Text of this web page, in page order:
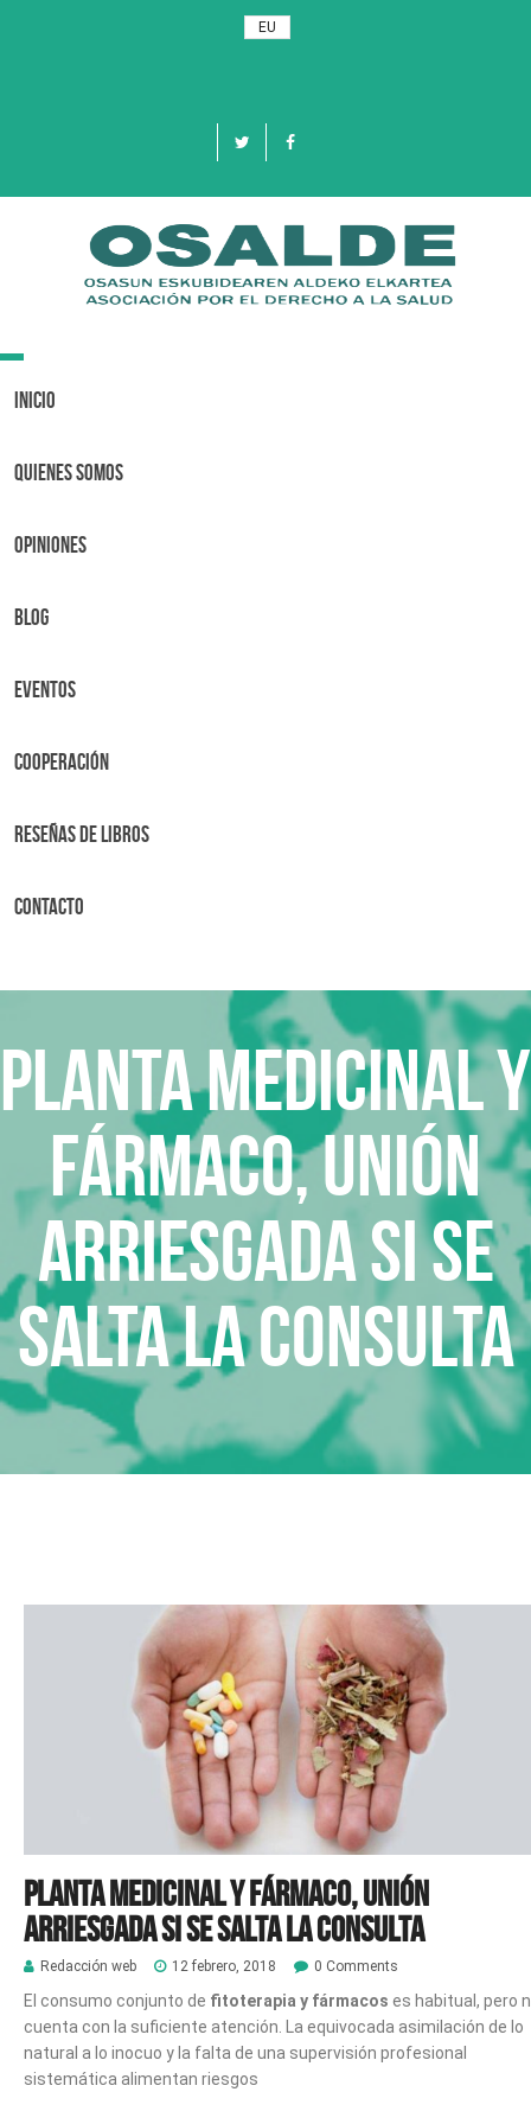
EU
Toggle
Inicio
Quienes Somos
OPINIONES
BLOG
Eventos
Cooperación
Reseñas de libros
Contacto
Planta medicinal y
fármaco, unión
arriesgada si se
salta la consulta
Planta medicinal y fármaco, unión
arriesgada si se salta la consulta
Redacción web 12 febrero, 2018 0 Comments
El consumo conjunto de fitoterapia y fármacos es habitual, pero
cuenta con la suficiente atención. La equivocada asimilación de lo
natural a lo inocuo y la falta de una supervisión profesional
sistemática alimentan riesgos